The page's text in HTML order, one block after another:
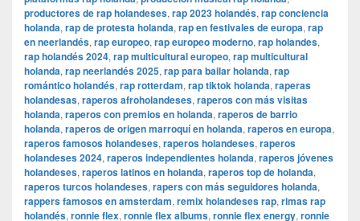
productores de rap holandeses, rap 2023 holandés, rap conciencia
holanda, rap de protesta holanda, rap en festivales de europa, rap
en neerlandés, rap europeo, rap europeo moderno, rap holandes,
rap holandés 2024, rap multicultural europeo, rap multicultural
holanda, rap neerlandés 2025, rap para bailar holanda, rap
romántico holandés, rap rotterdam, rap tiktok holanda, raperas
holandesas, raperos afroholandeses, raperos con más visitas
holanda, raperos con premios en holanda, raperos de barrio
holanda, raperos de origen marroquí en holanda, raperos en europa,
raperos famosos holandeses, raperos holandeses, raperos
holandeses 2024, raperos independientes holanda, raperos jóvenes
holandeses, raperos latinos en holanda, raperos top de holanda,
raperos turcos holandeses, rapers con más seguidores holanda,
rappers famosos en amsterdam, remix holandeses rap, rimas rap
holandés, ronnie flex, ronnie flex albums, ronnie flex energy, ronnie